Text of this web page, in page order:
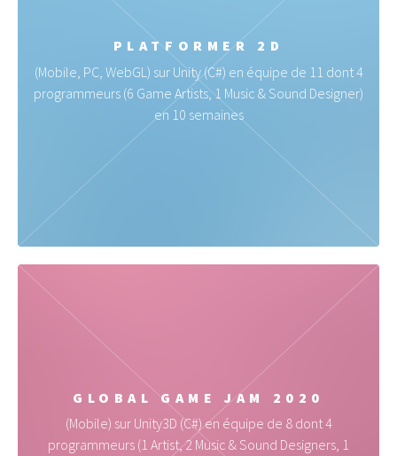
PLATFORMER 2D
(Mobile, PC, WebGL) sur Unity (C#) en équipe de 11 dont 4
programmeurs (6 Game Artists, 1 Music & Sound Designer)
en 10 semaines
GLOBAL GAME JAM 2020
(Mobile) sur Unity3D (C#) en équipe de 8 dont 4
programmeurs (1 Artist, 2 Music & Sound Designers, 1